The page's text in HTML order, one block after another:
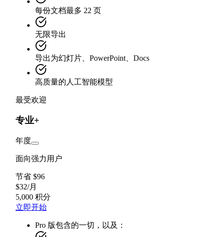
每份文档最多 22 页
无限导出
导出为幻灯片、PowerPoint、Docs
高质量的人工智能模型
最受欢迎
专业+
年度
面向强力用户
节省 $96
$32/月
5,000 积分
立即开始
Pro 版包含的一切，以及：